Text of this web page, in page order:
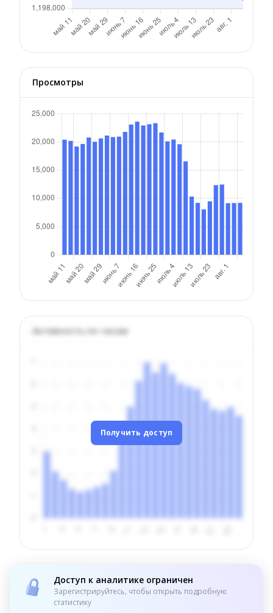
Просмотры
Активность по часам
Получить доступ
Доступ к аналитике ограничен
Зарегистрируйтесь, чтобы открыть подробную
статистику